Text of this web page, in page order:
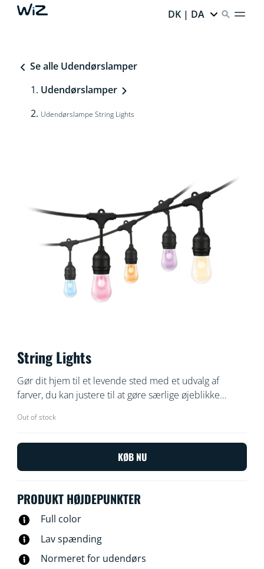
DK | DA
Se alle Udendørslamper
Udendørslamper
Udendørslampe String Lights
String Lights
Gør dit hjem til et levende sted med et udvalg af
farver, du kan justere til at gøre særlige øjeblikke
Fi til at styre med WiZ appen eller din stemme.
Out of stock
KØB NU
PRODUKT HØJDEPUNKTER
Full color
Lav spænding
Normeret for udendørs